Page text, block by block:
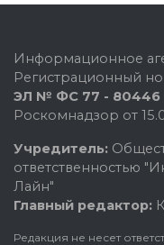
Информационное
Регистрационный
ЭЛ № ФС 77 - 80446
Роскомнадзор от
Учредитель:
ответственностью
Лайн"
Главный редактор:
Редакция не несет